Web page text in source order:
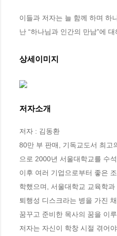
이들과 저자는 늘 함께 하며 하
난 “하나님과 인간의 만남”에
상세이미지
저자소개
저자 : 김동환
80만 부 판매, 기독교도서 최고
으로 2000년 서울대학교를 수
이후 여러 기업으로부터 좋은
학했으며, 서울대학교 교육학과
퇴행성 디스크라는 병을 가진
꿈꾸고 준비한 목사의 꿈을 이루
저자는 자신이 학창 시절 겪어